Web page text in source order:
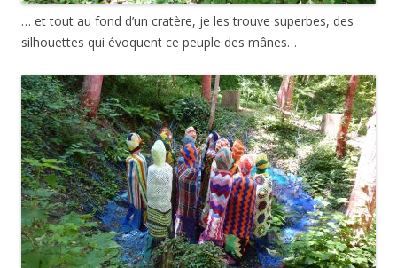
… et tout au fond d’un cratère, je les trouve superbes, des
silhouettes qui évoquent ce peuple des mânes…